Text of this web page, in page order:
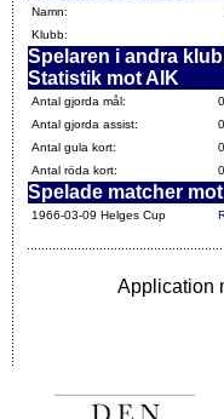
Namn:
Klubb:
Spelaren i andra
Statistik mot AIK
Antal gjorda mål:
0
Antal gjorda assist:
0
Antal gula kort:
0
Antal röda kort:
0
Spelade matcher
1966-03-09 Helges Cup
Application